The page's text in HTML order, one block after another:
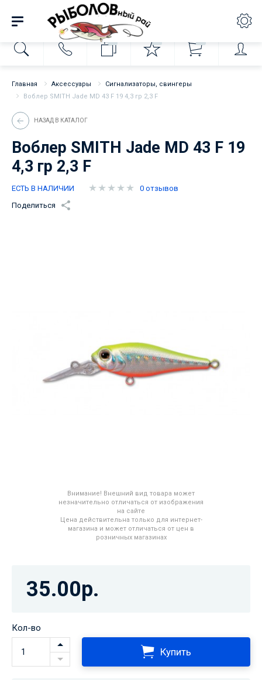
Главная Аксессуары
Сигнализаторы, свингеры
Воблер SMITH Jade MD 43 F 19 4,3 гр 2,3 F
НАЗАД В КАТАЛОГ
Воблер SMITH Jade MD 43 F 19
4,3 гр 2,3 F
ЕСТЬ В НАЛИЧИИ
0 отзывов
Поделиться
Внимание! Внешний вид товара может
незначительно отличаться от изображения
на сайте
Цена действительна только для интернет-
магазина и может отличаться от цен в
розничных магазинах
35.00р.
Кол-во
Купить